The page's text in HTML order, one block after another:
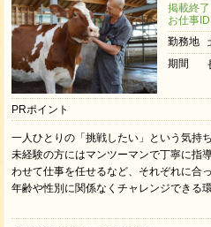
掲載終
お仕事
勤務地
期間
PRポイント
一人ひとりの「挑戦したい」という気持
未経験の方にはマンツーマンで丁寧に指
わせて仕事を任せるなど、それぞれに合
年齢や性別に関係なくチャレンジできる